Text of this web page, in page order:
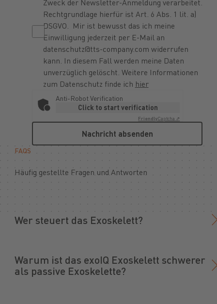
Zweck der Newsletter-Anmeldung verarbeitet.
Rechtgrundlage hierfür ist Art. 6 Abs. 1 lit. a)
DSGVO. Mir ist bewusst das ich meine
Einwilligung jederzeit per E-Mail an
datenschutz@tts-company.com widerrufen
kann. In diesem Fall werden meine Daten
unverzüglich gelöscht. Weitere Informationen
zum Datenschutz finde ich hier
Anti-Robot Verification
Click to start verification
FriendlyCaptcha ⇗
Nachricht absenden
Nachricht absenden
FAQS
Häufig gestellte Fragen und Antworten
Wer steuert das Exoskelett?
Warum ist das exoIQ Exoskelett schwerer
als passive Exoskelette?